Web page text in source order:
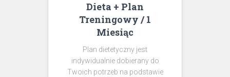
Dieta + Plan
Treningowy / 1
Miesiąc
Plan dietetyczny jest
indywidualnie dobierany do
Twoich potrzeb na podstawie